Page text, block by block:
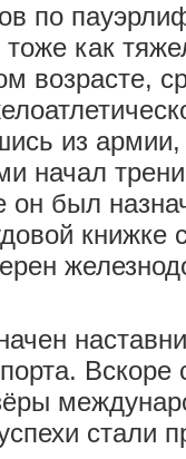
по
как
возрасте,
из
начал
он был
книжке
Вскоре
стали